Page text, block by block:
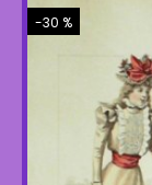
-30 %